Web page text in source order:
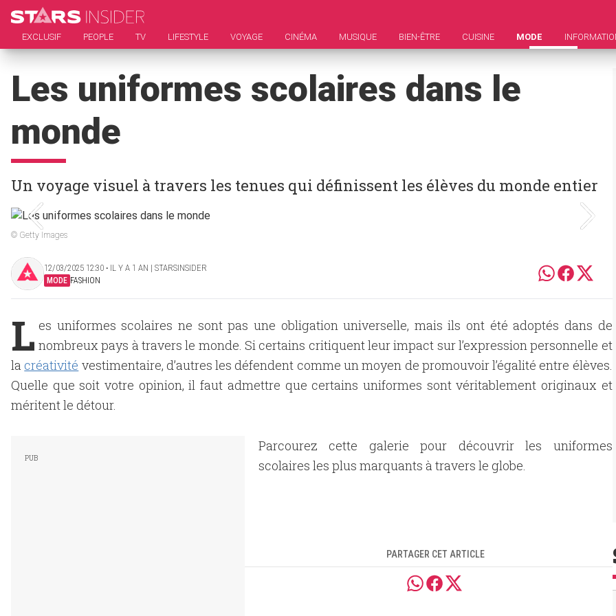
EXCLUSIF PEOPLE TV LIFESTYLE VOYAGE CINÉMA MUSIQUE BIEN-ÊTRE CUISINE MODE
Les uniformes scolaires dans le
monde
Un voyage visuel à travers les tenues qui définissent les élèves du monde entier
© Getty Images
12/03/2025 12:30 ‧ IL Y A 1 AN | STARSINSIDER
MODE FASHION
L es uniformes scolaires ne sont pas une obligation universelle, mais ils ont été adoptés dans de
nombreux pays à travers le monde. Si certains critiquent leur impact sur l’expression personnelle et
la créativité vestimentaire, d’autres les défendent comme un moyen de promouvoir l’égalité entre élèves.
Quelle que soit votre opinion, il faut admettre que certains uniformes sont véritablement originaux et
méritent le détour.
Parcourez cette galerie pour découvrir les uniformes
scolaires les plus marquants à travers le globe.
PARTAGER CET ARTICLE